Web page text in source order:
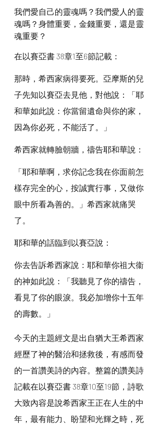
我們愛自己的靈魂嗎？我們愛人的靈
魂嗎？身體重要，金錢重要，還是靈
魂重要？
在以賽亞書 38章1至6節記載：
那時，希西家病得要死。亞摩斯的兒
子先知以賽亞去見他，對他說：「耶
和華如此說：你當留遺命與你的家，
因為你必死，不能活了。」
希西家就轉臉朝牆，禱告耶和華說：
「耶和華啊，求你記念我在你面前怎
樣存完全的心，按誠實行事，又做你
眼中所看為善的。」希西家就痛哭
了。
耶和華的話臨到以賽亞說：
你去告訴希西家說：耶和華你祖大衞
的神如此說：「我聽見了你的禱告，
看見了你的眼淚。我必加增你十五年
的壽數。」
今天的主題經文是出自猶大王希西家
經歷了神的醫治和拯救後，有感而發
的一首讚美詩的內容。整篇的讚美詩
記載在以賽亞書 38章10至19節，詩歌
大致內容是說希西家王正在人生的中
年，最有能力、盼望和光輝之時，死